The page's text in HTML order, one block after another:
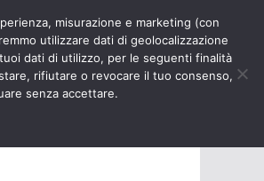
misurazione e marketing (con
utilizzare dati di geolocalizzazione
dati di utilizzo, per le seguenti finalità
rifiutare o revocare il tuo consenso,
senza accettare.